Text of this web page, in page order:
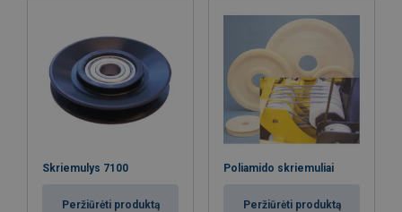
Skriemulys 7100
Peržiūrėti produktą
Poliamido skriemuliai
Peržiūrėti produktą